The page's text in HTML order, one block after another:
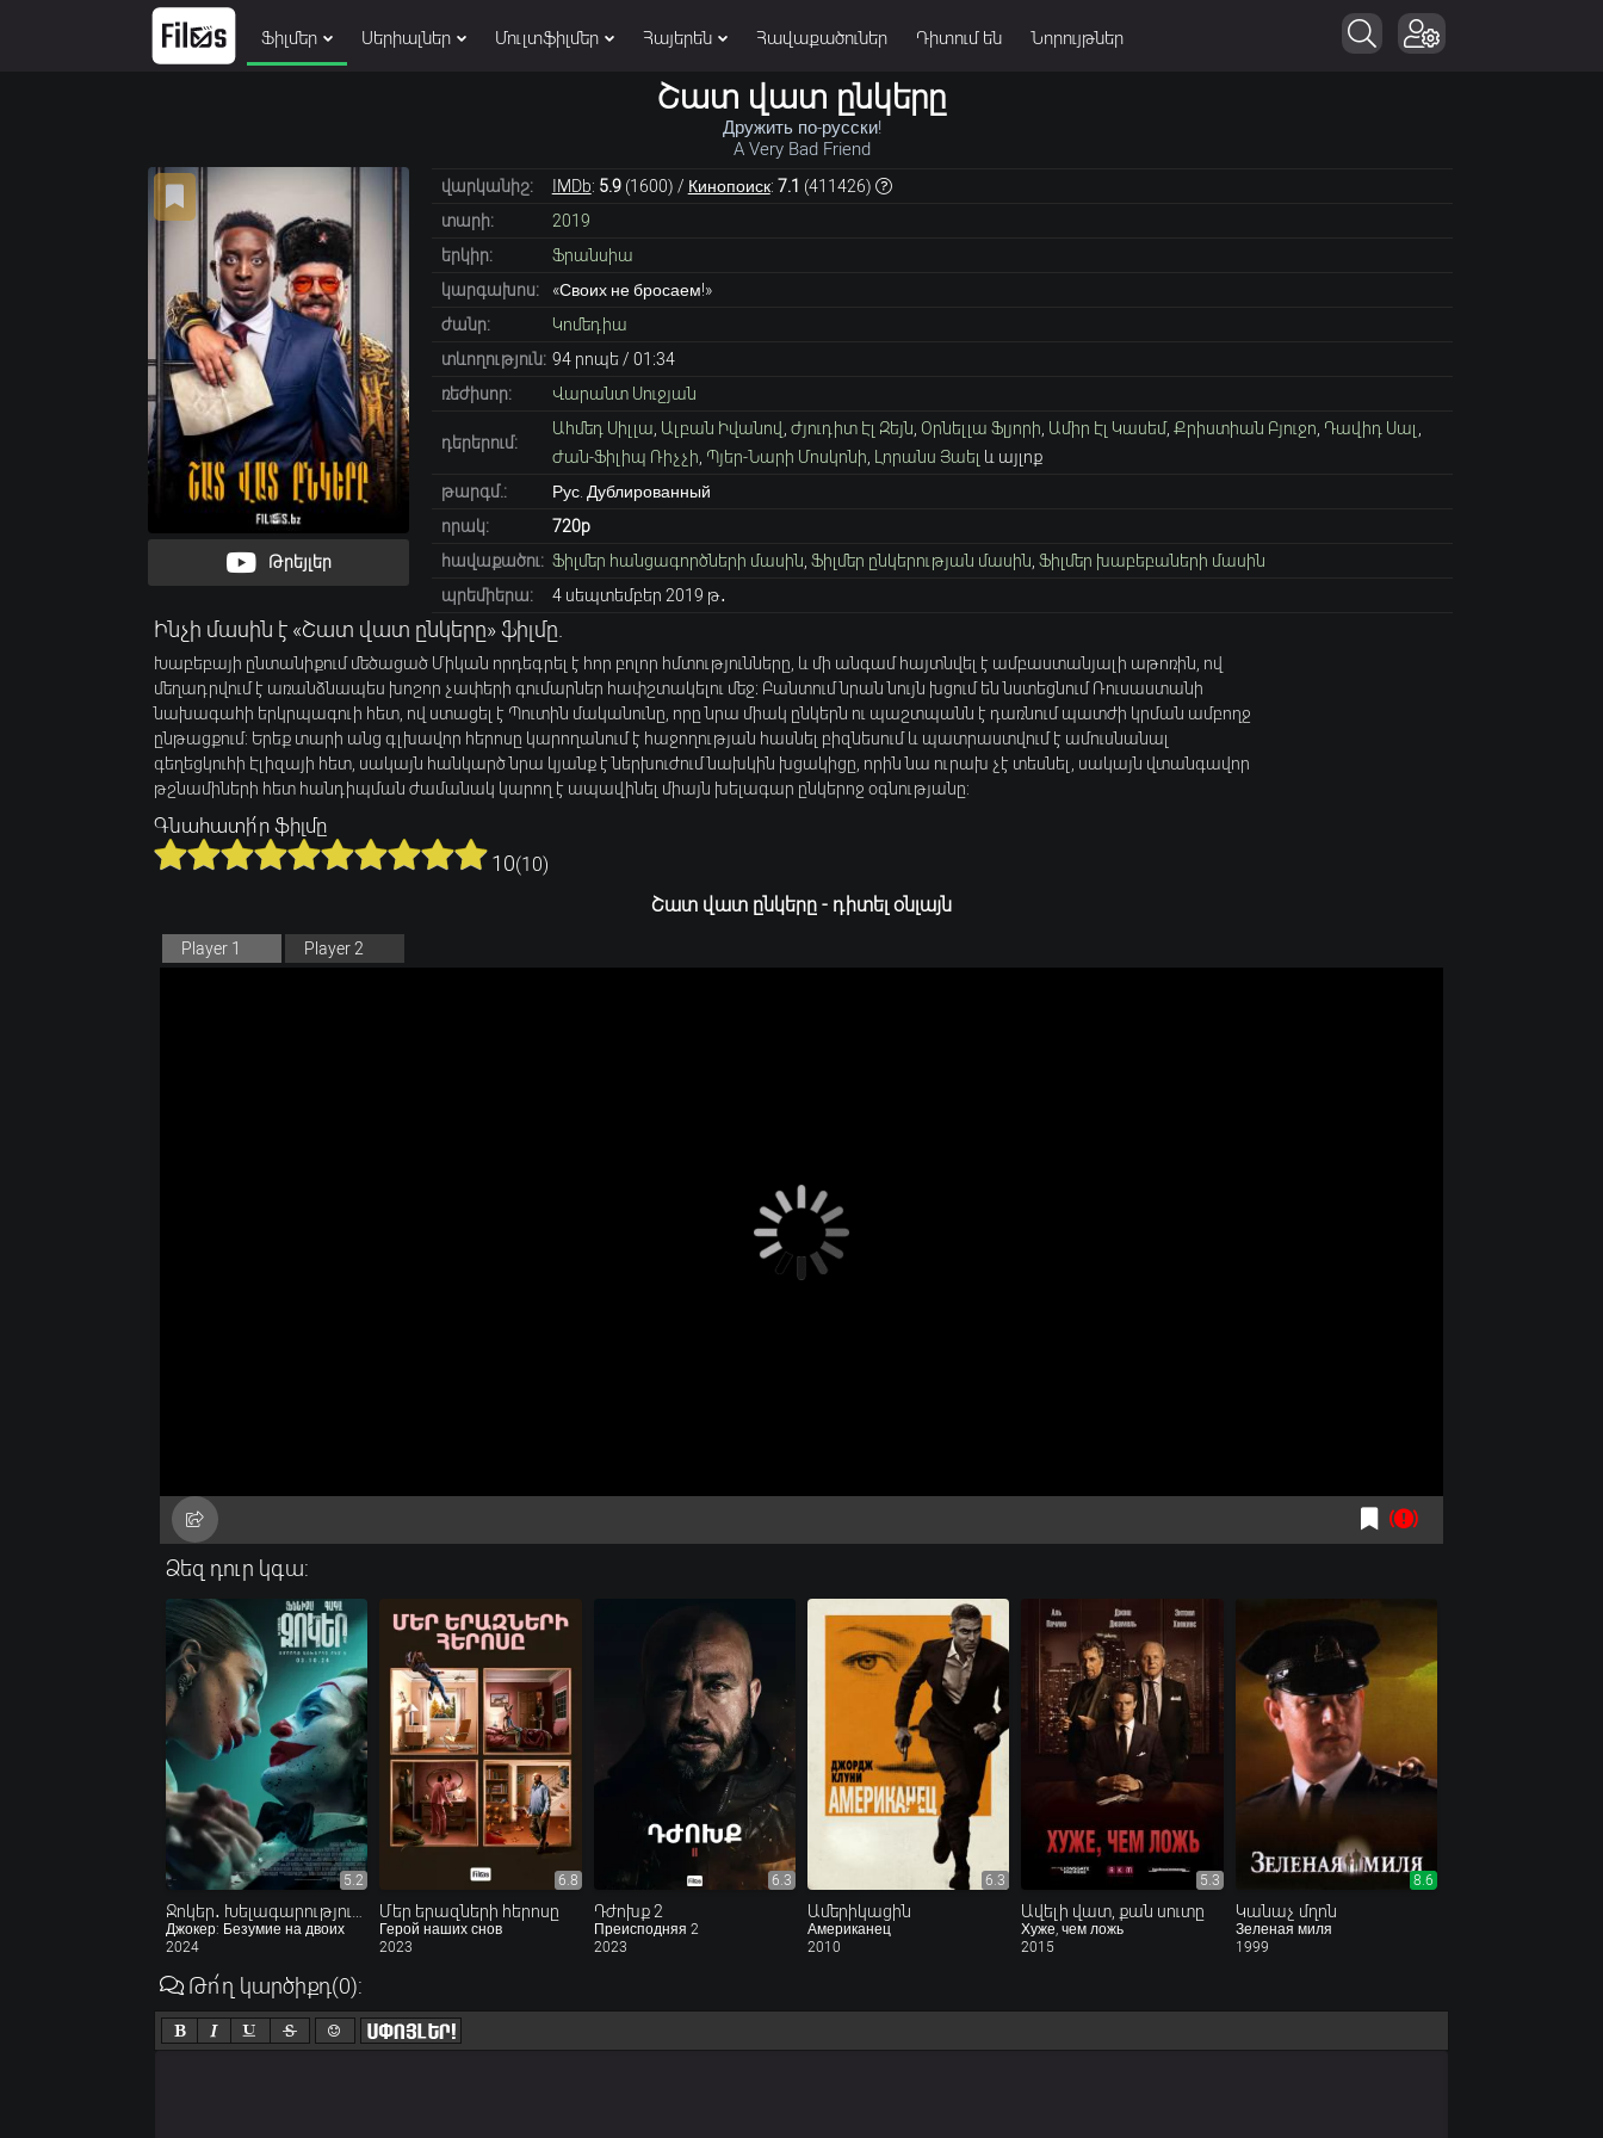
Ֆիլմեր Սերիալներ Մուլտֆիլմեր Հայերեն Հավաքածուներ Դիտում են Նորույթներ
Շատ վատ ընկերը
Дружить по-русски!
A Very Bad Friend
Թրեյլեր
վարկանիշ: IMDb: 5.9(1600) / Кинопоиск: 7.1 (411426)
տարի:
2019
երկիր:
Ֆրանսիա
կարգախոս:
«Своих не бросаем!»
ժանր:
Կոմեդիա
տևողություն: 94 րոպե / 01։34
ռեժիսոր:
Վարանտ Սուջյան
դերերում:
Ահմեդ Սիլլա Ալբան Իվանով Ժյուդիտ Էլ Զեյն Օրնելլա Ֆլյորի Ամիր Էլ Կասեմ, Քրիստիան Բյուջո Դավիդ Սալ
Ժան-Ֆիլիպ Ռիչչի Պյեր-Նարի Մոսկոնի Լորանս Յաել և այլոք
թարգմ.:
Рус. Дублированный
որակ:
720p
հավաքածու: Ֆիլմեր հանցագործների մասին Ֆիլմեր ընկերության մասին Ֆիլմեր խաբեբաների մասին
պրեմիերա:
4 սեպտեմբեր 2019 թ․
Ինչի մասին է «Շատ վատ ընկերը» ֆիլմը.
Խաբեբայի ընտանիքում մեծացած Միկան որդեգրել է հոր բոլոր հմտությունները, և մի անգամ հայտնվել է ամբաստանյալի աթոռին, ով
մեղադրվում է առանձնապես խոշոր չափերի գումարներ հափշտակելու մեջ։ Բանտում նրան նույն խցում են նստեցնում Ռուսաստանի
նախագահի երկրպագուի հետ, ով ստացել է Պուտին մականունը, որը նրա միակ ընկերն ու պաշտպանն է դառնում պատժի կրման ամբողջ
ընթացքում: Երեք տարի անց գլխավոր հերոսը կարողանում է հաջողության հասնել բիզնեսում և պատրաստվում է ամուսնանալ
գեղեցկուհի Էլիզայի հետ, սակայն հանկարծ նրա կյանք է ներխուժում նախկին խցակիցը, որին նա ուրախ չէ տեսնել, սակայն վտանգավոր
թշնամիների հետ հանդիպման ժամանակ կարող է ապավինել միայն խելագար ընկերոջ օգնությանը:
Գնահատի՛ր ֆիլմը
10(10)
Շատ վատ ընկերը - դիտել օնլայն
Player 1 Player 2
Ձեզ դուր կգա:
5.2
Джокер: Безумие на двоих
2024
6.8
Մեր երազների հերոսը
Герой наших снов
2023
6.3
Դժոխք 2
Преисподняя 2
2023
6.3
Ամերիկացին
Американец
2010
5.3
Ավելի վատ, քան սուտը
Хуже, чем ложь
2015
8.6
Կանաչ մղոն
Зеленая миля
1999
Թո՛ղ կարծիքդ(0):